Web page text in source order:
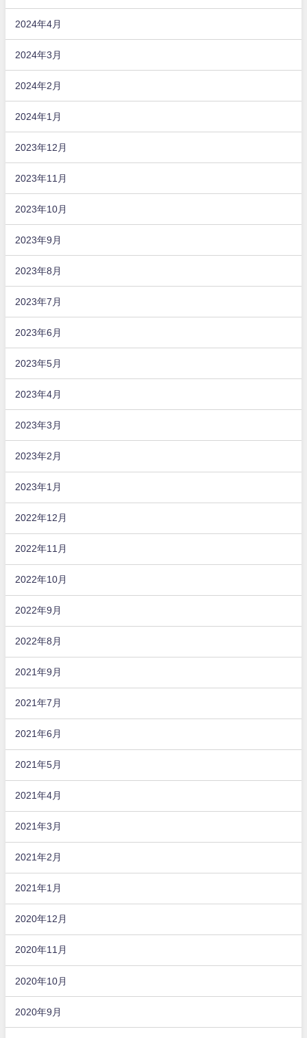
2024年4月
2024年3月
2024年2月
2024年1月
2023年12月
2023年11月
2023年10月
2023年9月
2023年8月
2023年7月
2023年6月
2023年5月
2023年4月
2023年3月
2023年2月
2023年1月
2022年12月
2022年11月
2022年10月
2022年9月
2022年8月
2021年9月
2021年7月
2021年6月
2021年5月
2021年4月
2021年3月
2021年2月
2021年1月
2020年12月
2020年11月
2020年10月
2020年9月